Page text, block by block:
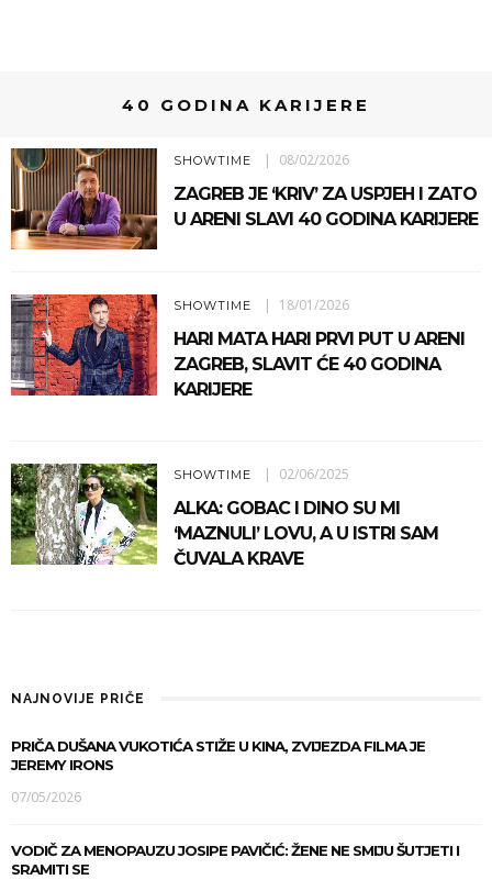
40 GODINA KARIJERE
SHOWTIME 08/02/2026
ZAGREB JE ‘KRIV’ ZA USPJEH I ZATO
U ARENI SLAVI 40 GODINA KARIJERE
SHOWTIME 18/01/2026
HARI MATA HARI PRVI PUT U ARENI
ZAGREB, SLAVIT ĆE 40 GODINA
KARIJERE
SHOWTIME 02/06/2025
ALKA: GOBAC I DINO SU MI
‘MAZNULI’ LOVU, A U ISTRI SAM
ČUVALA KRAVE
NAJNOVIJE PRIČE
PRIČA DUŠANA VUKOTIĆA STIŽE U KINA, ZVIJEZDA FILMA JE
JEREMY IRONS
07/05/2026
VODIČ ZA MENOPAUZU JOSIPE PAVIČIĆ: ŽENE NE SMIJU ŠUTJETI I
SRAMITI SE